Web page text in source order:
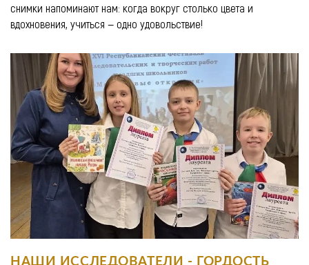
снимки напоминают нам: когда вокруг столько цвета и
вдохновения, учиться — одно удовольствие!
НАШИ ИССЛЕДОВАТЕЛИ - ГОРДОСТЬ